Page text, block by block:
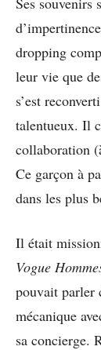
dropping
leur vie que
s’est
talentueux. Il
collaboration
Ce garçon à
dans les plus
Il était
Vogue
pouvait parler
mécanique
sa concierge.